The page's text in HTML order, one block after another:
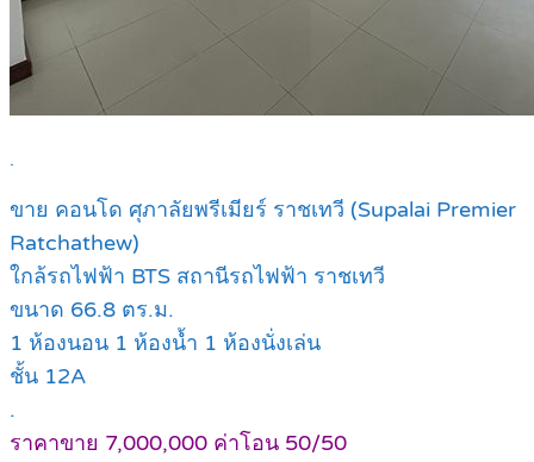
.
ขาย คอนโด ศุภาลัยพรีเมียร์ ราชเทวี (Supalai Premier
Ratchathew)
ใกล้รถไฟฟ้า BTS สถานีรถไฟฟ้า ราชเทวี
ขนาด 66.8 ตร.ม.
1 ห้องนอน 1 ห้องน้ำ 1 ห้องนั่งเล่น
ชั้น 12A
.
ราคาขาย 7,000,000 ค่าโอน 50/50